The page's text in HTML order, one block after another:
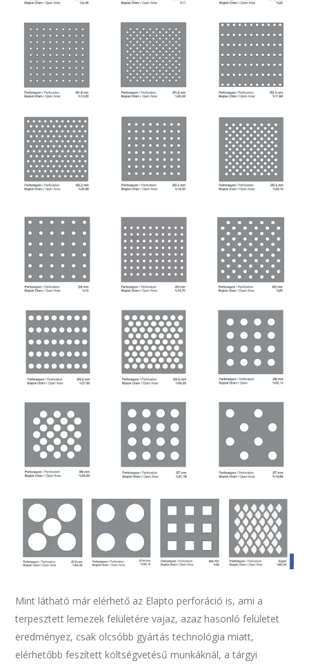
Mint látható már elérhető az Elapto perforáció is, ami a
terpesztett lemezek felületére vajaz, azaz hasonló felületet
eredményez, csak olcsóbb gyártás technológia miatt,
elérhetőbb feszített költségvetésű munkáknál, a tárgyi